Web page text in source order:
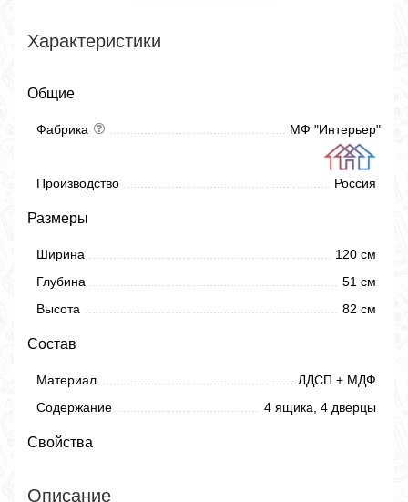
Характеристики
Общие
Фабрика МФ "Интерьер"
Производство Россия
Размеры
Ширина
120 см
Глубина
51 см
Высота
82 см
Состав
Материал
ЛДСП + МДФ
Содержание
4 ящика, 4 дверцы
Свойства
Описание